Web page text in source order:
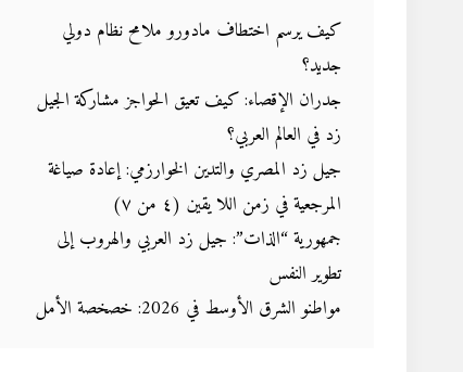
كيف يرسم اختطاف مادورو ملامح نظام دولي
جديد؟
جدران الإقصاء: كيف تعيق الحواجز مشاركة الجيل
زد في العالم العربي؟
جيل زد المصري والتدين الخوارزمي: إعادة صياغة
المرجعية في زمن اللا يقين (٤ من ٧)
جمهورية “الذات”: جيل زد العربي والهروب إلى
تطوير النفس
مواطنو الشرق الأوسط في 2026: خصخصة الأمل